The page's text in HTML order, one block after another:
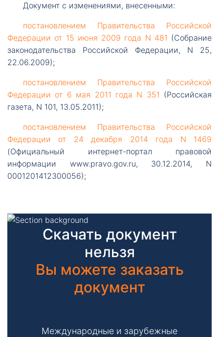
Документ с изменениями, внесенными:
постановлением
Правительства Российской
Федерации от 15 июня 2009 года N 481 (Собрание
законодательства Российской Федерации, N 25,
22.06.2009);
постановлением
Правительства Российской
Федерации от 6 мая 2011 года N 351 (Российская
газета, N 101, 13.05.2011);
постановлением
Правительства Российской
Федерации от 24 декабря 2014 года N 1469
(Официальный интернет-портал правовой
информации www.pravo.gov.ru, 30.12.2014, N
0001201412300056);
Скачать документ
нельзя
Вы можете заказать
документ
Международные и зарубежные